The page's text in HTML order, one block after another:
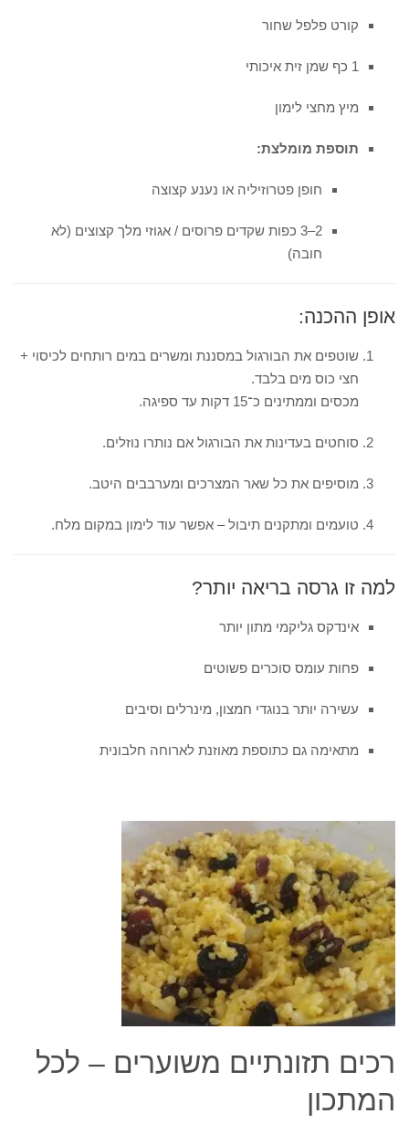
קורט פלפל שחור
1 כף שמן זית איכותי
מיץ מחצי לימון
תוספת מומלצת:
חופן פטרוזיליה או נענע קצוצה
2–3 כפות שקדים פרוסים / אגוזי מלך קצוצים (לא
חובה)
אופן ההכנה:
שוטפים את הבורגול במסננת ומשרים במים רותחים לכיסוי +
חצי כוס מים בלבד.
מכסים וממתינים כ־15 דקות עד ספיגה.
סוחטים בעדינות את הבורגול אם נותרו נוזלים.
מוסיפים את כל שאר המצרכים ומערבבים היטב.
טועמים ומתקנים תיבול – אפשר עוד לימון במקום מלח.
למה זו גרסה בריאה יותר?
אינדקס גליקמי מתון יותר
פחות עומס סוכרים פשוטים
עשירה יותר בנוגדי חמצון, מינרלים וסיבים
מתאימה גם כתוספת מאוזנת לארוחה חלבונית
רכים תזונתיים משוערים – לכל
המתכון